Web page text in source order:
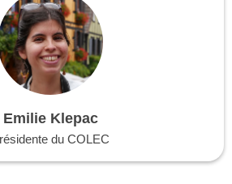
Emilie Klepac
du COLEC